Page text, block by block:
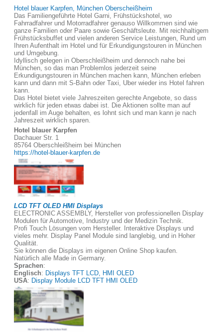
Hotel blauer Karpfen, München Oberscheißheim
Das Familiengeführte Hotel Garni, Frühstückshotel, wo
Fahrradfahrer und Motorradfahrer genauso Willkommen sind wie
ganze Familien oder Paare sowie Geschäftsleute. Mit reichhaltigem
Frühstücksbuffet und vielen anderen Service Leistungen, Rund um
Ihren Aufenthalt im Hotel und für Erkundigungstouren in München
und Umgebung.
Idyllisch gelegen in Oberschleißheim und dennoch nahe bei
München, so das man Problemlos jederzeit seine
Erkundigungstouren in München machen kann, München erleben
kann und dann mit S-Bahn oder Taxi, Uber wieder ins Hotel fahren
kann.
Das Hotel bietet viele Jahreszeiten gerechte Angebote, so dass
wirklich für jeden etwas dabei ist. Die Aktionen sollte man auf
jedenfall im Auge behalten, es lohnt sich und man kann je nach
Jahreszeit wirklich sparen.
Hotel blauer Karpfen
Dachauer Str. 1
85764 Oberschleißheim bei München
https://hotel-blauer-karpfen.de
LCD TFT OLED HMI Displays
ELECTRONIC ASSEMBLY, Hersteller von professionellen Display
Modulen für Automotive, Industry und der Medizin Technik.
Profi Touch Lösungen vom Hersteller. Interaktive Displays und
vieles mehr. Display Panel Module sind langlebig, und in Hoher
Qualität.
Sie können die Displays im eigenen Online Shop kaufen.
Natürlich alle Made in Germany.
Sprachen:
Englisch: Displays TFT LCD, HMI OLED
USA: Display Module LCD TFT HMI OLED